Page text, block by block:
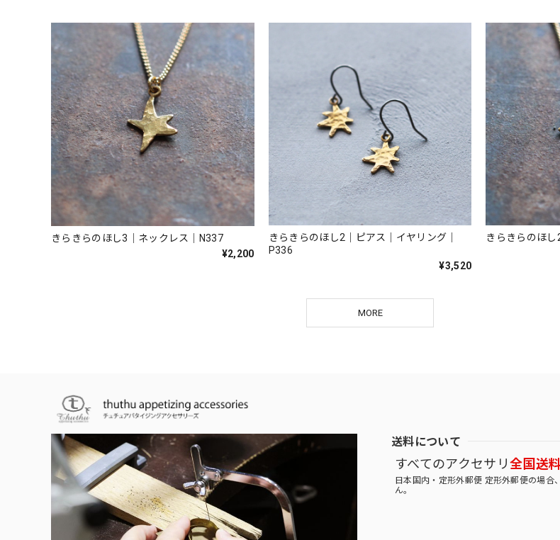
きらきらのほし3｜ネックレス｜N337
¥2,200
きらきらのほし2｜ピアス｜イヤリング｜
P336
¥3,520
きらきらのほ
MORE
送料について
すべてのアクセサリ全国送
日本国内・定形外郵便 定形外郵便の場合
ん。